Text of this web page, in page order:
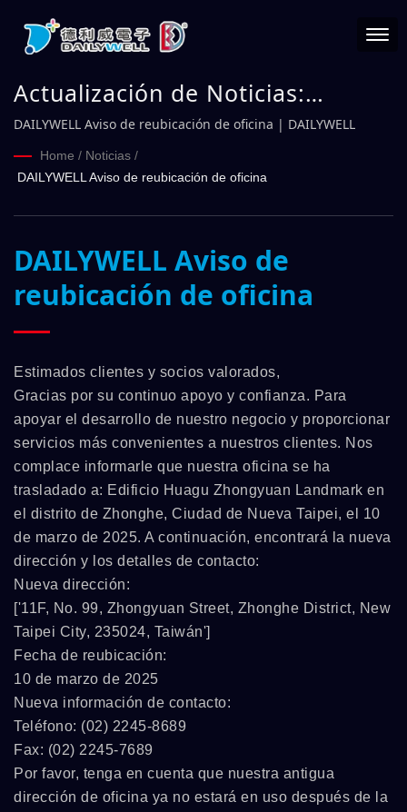
Actualización de Noticias:
DAILYWELL Aviso de reubicación
de oficina | DAILYWELL
DAILYWELL Aviso de reubicación de oficina | DAILYWELL
Home / Noticias /
DAILYWELL Aviso de reubicación de oficina
DAILYWELL Aviso de
reubicación de oficina
Estimados clientes y socios valorados,
Gracias por su continuo apoyo y confianza. Para
apoyar el desarrollo de nuestro negocio y proporcionar
servicios más convenientes a nuestros clientes. Nos
complace informarle que nuestra oficina se ha
trasladado a: Edificio Huagu Zhongyuan Landmark en
el distrito de Zhonghe, Ciudad de Nueva Taipei, el 10
de marzo de 2025. A continuación, encontrará la nueva
dirección y los detalles de contacto:
Nueva dirección:
['11F, No. 99, Zhongyuan Street, Zhonghe District, New
Taipei City, 235024, Taiwán']
Fecha de reubicación:
10 de marzo de 2025
Nueva información de contacto:
Teléfono: (02) 2245-8689
Fax: (02) 2245-7689
Por favor, tenga en cuenta que nuestra antigua
dirección de oficina ya no estará en uso después de la